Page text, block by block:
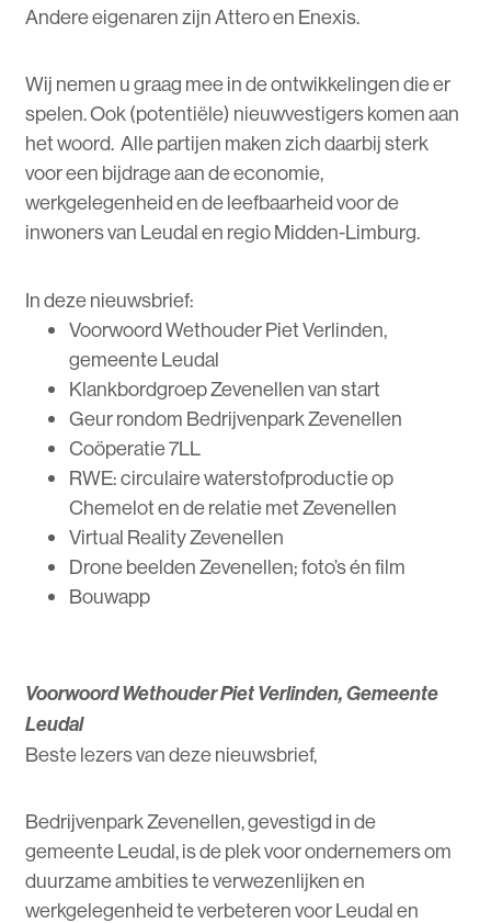
Andere eigenaren zijn Attero en Enexis.
Wij nemen u graag mee in de ontwikkelingen die er
spelen. Ook (potentiële) nieuwvestigers komen aan
het woord. Alle partijen maken zich daarbij sterk
voor een bijdrage aan de economie,
werkgelegenheid en de leefbaarheid voor de
inwoners van Leudal en regio Midden-Limburg.
In deze nieuwsbrief:
Voorwoord Wethouder Piet Verlinden,
gemeente Leudal
Klankbordgroep Zevenellen van start
Geur rondom Bedrijvenpark Zevenellen
Coöperatie 7LL
RWE: circulaire waterstofproductie op
Chemelot en de relatie met Zevenellen
Virtual Reality Zevenellen
Drone beelden Zevenellen; foto’s én film
Bouwapp
Voorwoord Wethouder Piet Verlinden, Gemeente
Leudal
Beste lezers van deze nieuwsbrief,
Bedrijvenpark Zevenellen, gevestigd in de
gemeente Leudal, is de plek voor ondernemers om
duurzame ambities te verwezenlijken en
werkgelegenheid te verbeteren voor Leudal en